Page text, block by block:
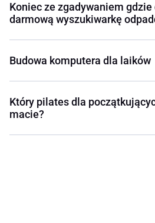
Koniec ze zgadywaniem
darmową wyszukiwarkę
Budowa komputera dla laików
Który pilates dla
macie?